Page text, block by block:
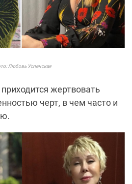
Любовь Успенская
жертвовать
черт, в чем часто и